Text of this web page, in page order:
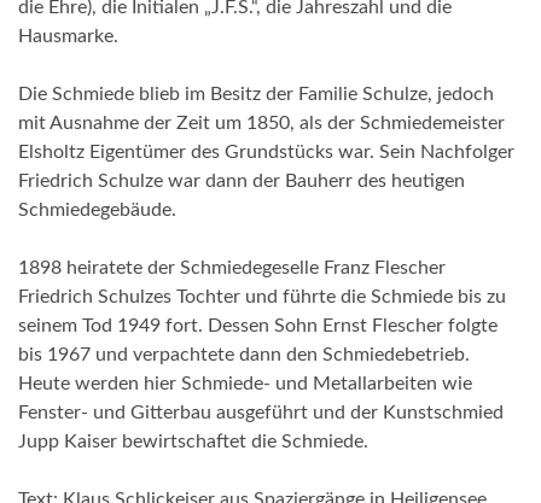
die Ehre), die Initialen „J.F.S.“, die Jahreszahl und die
Hausmarke.
Die Schmiede blieb im Besitz der Familie Schulze, jedoch
mit Ausnahme der Zeit um 1850, als der Schmiedemeister
Elsholtz Eigentümer des Grundstücks war. Sein Nachfolger
Friedrich Schulze war dann der Bauherr des heutigen
Schmiedegebäude.
1898 heiratete der Schmiedegeselle Franz Flescher
Friedrich Schulzes Tochter und führte die Schmiede bis zu
seinem Tod 1949 fort. Dessen Sohn Ernst Flescher folgte
bis 1967 und verpachtete dann den Schmiedebetrieb.
Heute werden hier Schmiede- und Metallarbeiten wie
Fenster- und Gitterbau ausgeführt und der Kunstschmied
Jupp Kaiser bewirtschaftet die Schmiede.